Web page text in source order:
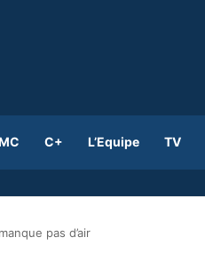
C+ L’Equipe TV
pas d’air